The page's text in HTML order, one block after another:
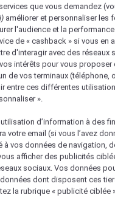
Vérifier la disponibilité
que vous demandez
améliorer et personnaliser les
l'audience et la
de « cashback » si vous en
d'interagir avec des réseaux
intérêts pour vous proposer
de vos terminaux (téléphone,
entre ces différentes
».
d’information à des
votre email (si vous l’avez
à vos données de navigation,
afficher des publicités
sociaux. Vos données
dont disposent ces
la rubrique « publicité ciblée